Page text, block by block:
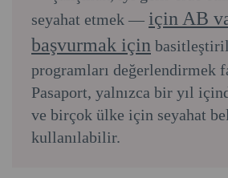
seyahat etmek — için AB
başvurmak için
programları değerlendirmek
Pasaport, yalnızca bir yıl
ve birçok ülke için seyahat
kullanılabilir.